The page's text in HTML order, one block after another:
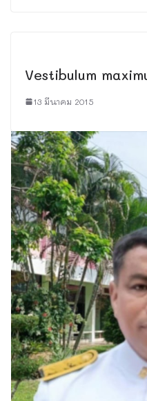
Vestibulum
13 มีนาคม 2015